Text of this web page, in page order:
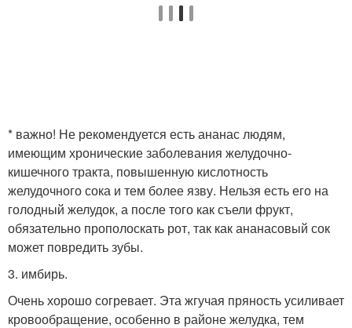
* важно! Не рекомендуется есть ананас людям,
имеющим хронические заболевания желудочно-
кишечного тракта, повышенную кислотность
желудочного сока и тем более язву. Нельзя есть его на
голодный желудок, а после того как съели фрукт,
обязательно прополоскать рот, так как ананасовый сок
может повредить зубы.
3. имбирь.
Очень хорошо согревает. Эта жгучая пряность усиливает
кровообращение, особенно в районе желудка, тем